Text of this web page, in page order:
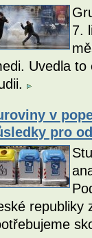
7.
Uvedla to
v
pro
republiky